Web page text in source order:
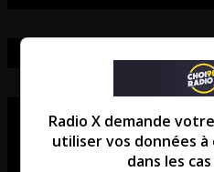
Radio X demande
utiliser vos données
dans les